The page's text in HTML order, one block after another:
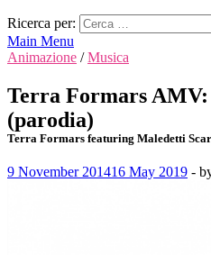
Ricerca per:
Main Menu
Animazione /Musica
Terra Formars
(parodia)
Terra Formars featuring Maledetti
9 November 201416 May 2019 -